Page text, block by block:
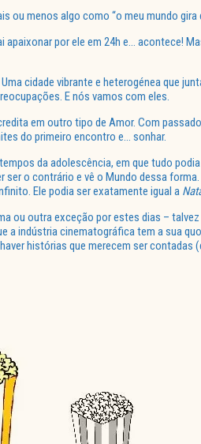
ou menos algo como “o meu mundo
apaixonar por ele em 24h e… acontece!
cidade vibrante e heterogénea que
E nós vamos com eles.
em outro tipo de Amor. Com
do primeiro encontro e… sonhar.
da adolescência, em que tudo
o contrário e vê o Mundo dessa forma.
Ele podia ser exatamente igual a
ou outra exceção por estes dias – talvez
a indústria cinematográfica tem a sua
histórias que merecem ser contadas